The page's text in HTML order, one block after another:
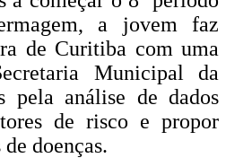
a jovem faz
de Curitiba com uma
Municipal da
pela análise de dados
de risco e propor
doenças.